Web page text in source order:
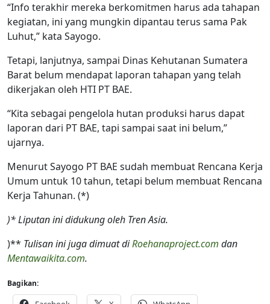
“Info terakhir mereka berkomitmen harus ada tahapan
kegiatan, ini yang mungkin dipantau terus sama Pak
Luhut,” kata Sayogo.
Tetapi, lanjutnya, sampai Dinas Kehutanan Sumatera
Barat belum mendapat laporan tahapan yang telah
dikerjakan oleh HTI PT BAE.
“Kita sebagai pengelola hutan produksi harus dapat
laporan dari PT BAE, tapi sampai saat ini belum,”
ujarnya.
Menurut Sayogo PT BAE sudah membuat Rencana Kerja
Umum untuk 10 tahun, tetapi belum membuat Rencana
Kerja Tahunan. (*)
)* Liputan ini didukung oleh Tren Asia.
)** Tulisan ini juga dimuat diRoehanaproject.com dan
Mentawaikita.com.
Bagikan: